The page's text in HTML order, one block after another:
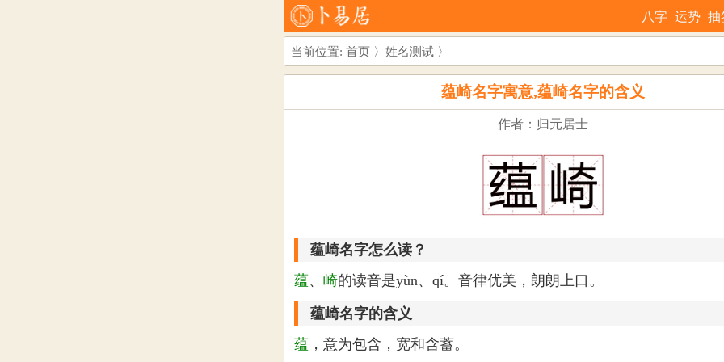
八字 运势 抽
当前位置: 首页 〉 姓名测试 〉
蕴崎名字寓意,蕴崎名字的含义
作者：归元居士
蕴崎名字怎么读？
蕴、 崎的读音是yùn、qí。音律优美，朗朗上口。
蕴崎名字的含义
蕴 ，意为包含，宽和含蓄。